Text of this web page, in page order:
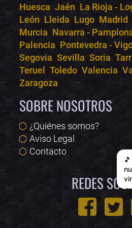
Huesca Jaén La Rioja -
León Lleida Lugo Madrid
Murcia Navarra -
Palencia Pontevedra -
Segovia Sevilla Soria
Teruel Toledo Valencia
Zaragoza
SOBRE NOSOTROS
¿Quiénes somos?
Aviso Legal
Contacto
REDES